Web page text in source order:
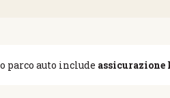
parco auto include assicurazione